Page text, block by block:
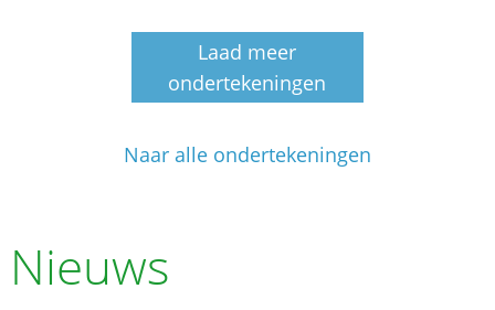
Laad meer
ondertekeningen
Naar alle ondertekeningen
Nieuws